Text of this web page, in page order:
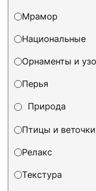
Мрамор
Национальные
Орнаменты и
Перья
Природа
Птицы и веточки
Релакс
Текстура